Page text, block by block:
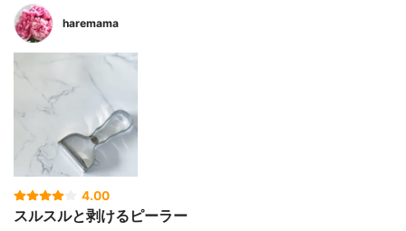
haremama
4.00
スルスルと剥けるピーラー